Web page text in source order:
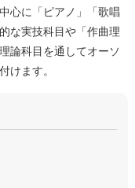
心に「ピアノ」「歌唱
な実技科目や「作曲理
論科目を通してオーソ
けます。